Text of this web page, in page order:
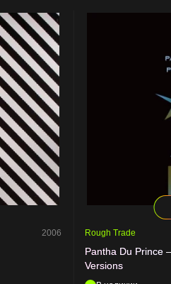
2006 Rough Trade
Pantha Du Prince
Versions